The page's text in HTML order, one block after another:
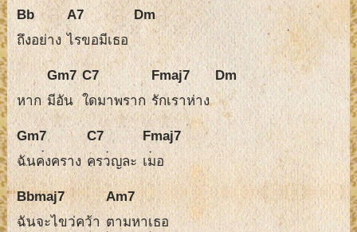
Bb A7
Dm
ถึงอย่าง ไรขอมีเธอ
Gm7 C7 Fmaj7
Dm
หาก มีอัน ใดมาพราก รักเราห่าง
Gm7 C7
Fmaj7
ฉันคงคราง ครวญละ เมอ
Bbmaj7
Am7
ฉันจะไขว่คว้า ตามหาเธอ